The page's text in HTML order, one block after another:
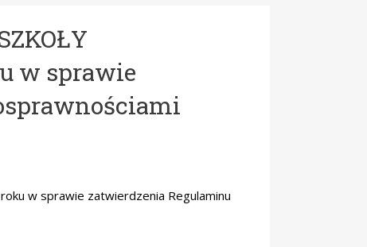
w sprawie
roku w sprawie zatwierdzenia Regulaminu